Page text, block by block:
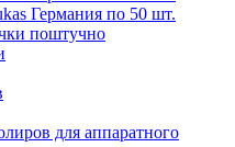
Германия по 50 шт.
поштучно
для аппаратного